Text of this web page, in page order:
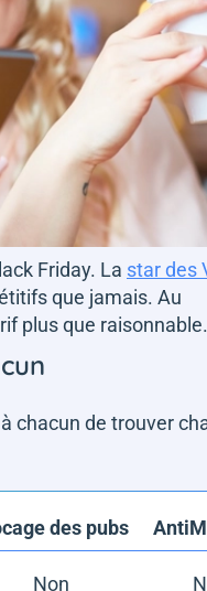
Friday. La star des
que jamais. Au
plus que raisonnable.
chacun de trouver
des pubs
Non